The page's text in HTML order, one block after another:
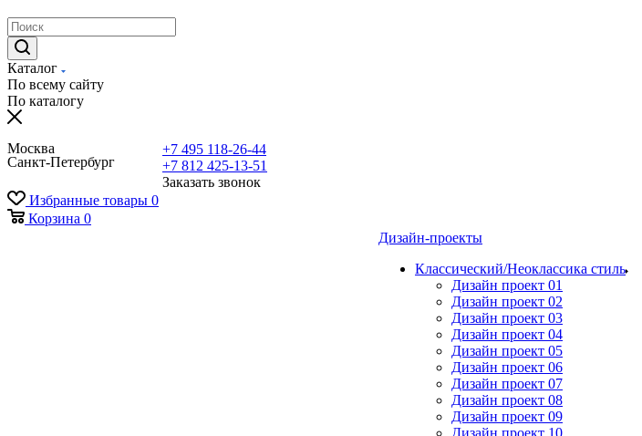
Каталог
По всему сайту
По каталогу
Москва
Санкт-Петербург
+7 495 118-26-44
+7 812 425-13-51
Заказать звонок
Избранные товары 0
Корзина 0
Дизайн-проекты
Классический/Неоклассика стиль
Дизайн проект 01
Дизайн проект 02
Дизайн проект 03
Дизайн проект 04
Дизайн проект 05
Дизайн проект 06
Дизайн проект 07
Дизайн проект 08
Дизайн проект 09
Дизайн проект 10